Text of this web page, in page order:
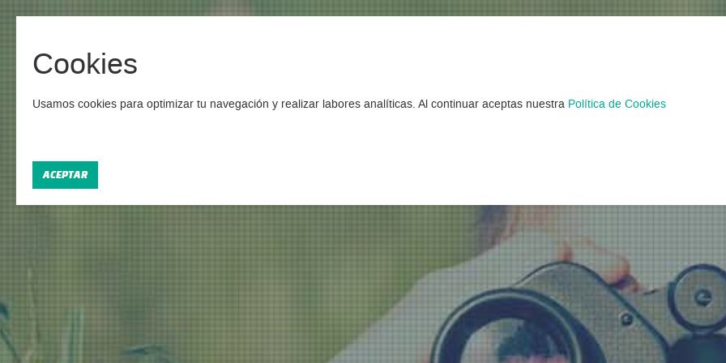
Cookies
Usamos cookies para optimizar tu navegación y realizar labores analíticas. Al continuar aceptas nuestra Política de Cookies
ACEPTAR